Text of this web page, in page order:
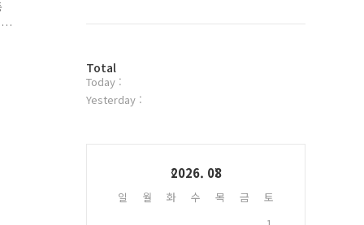
플
러
그
방
문
자
Total
Today :
Yesterday :
2026. 08
일 월 화 수 목 금
토